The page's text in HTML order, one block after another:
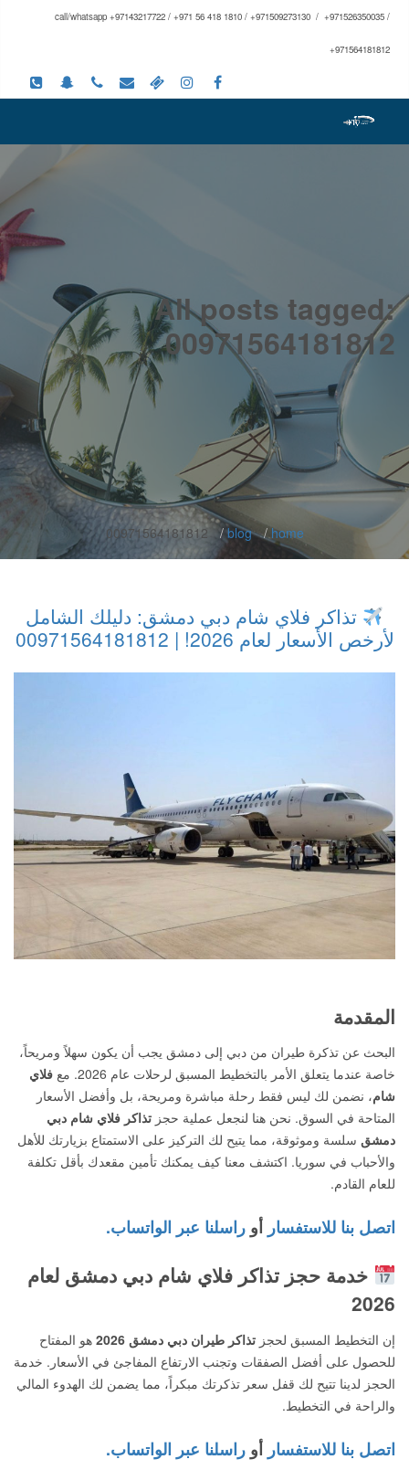
call/whatsapp +97143217722 / +971 56 418 1810 / +971509273130 / +971526350035 /
+971564181812
All posts tagged:
00971564181812
home
blog
00971564181812
تذاكر فلاي شام دبي دمشق: دليلك الشامل
لأرخص الأسعار لعام 2026! | 00971564181812
المقدمة
البحث عن تذكرة طيران من دبي إلى دمشق يجب أن يكون سهلاً ومريحاً،
خاصة عندما يتعلق الأمر بالتخطيط المسبق لرحلات عام 2026. مع
فلاي
شام، نضمن لك ليس فقط رحلة مباشرة ومريحة، بل وأفضل الأسعار
المتاحة في السوق. نحن هنا لنجعل عملية حجز تذاكر فلاي شام دبي
دمشق سلسة وموثوقة، مما يتيح لك التركيز على الاستمتاع بزيارتك للأهل
والأحباب في سوريا. اكتشف معنا كيف يمكنك تأمين مقعدك بأقل تكلفة
للعام القادم.
اتصل بنا للاستفسار أو راسلنا عبر الواتساب.
خدمة حجز تذاكر فلاي شام دبي دمشق لعام
2026
إن التخطيط المسبق لحجز تذاكر طيران دبي دمشق 2026
هو المفتاح
للحصول على أفضل الصفقات وتجنب الارتفاع المفاجئ في الأسعار. خدمة
الحجز لدينا تتيح لك قفل سعر تذكرتك مبكراً، مما يضمن لك الهدوء المالي
والراحة في التخطيط.
اتصل بنا للاستفسار أو راسلنا عبر الواتساب.